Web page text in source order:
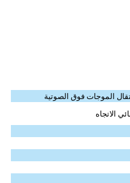
الموجات فوق الصوتية